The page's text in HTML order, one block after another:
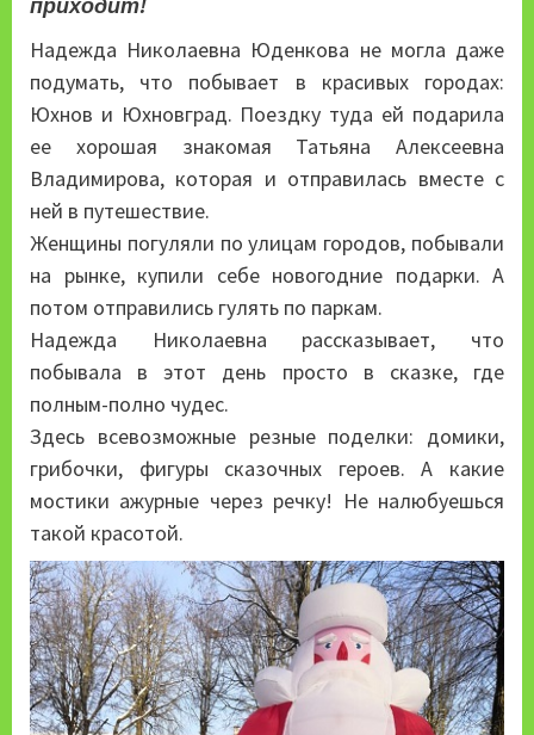
Надежда Николаевна Юденкова не могла даже
подумать, что побывает в красивых городах:
Юхнов и Юхновград. Поездку туда ей подарила
ее хорошая знакомая Татьяна Алексеевна
Владимирова, которая и отправилась вместе с
ней в путешествие.
Женщины погуляли по улицам городов, побывали
на рынке, купили себе новогодние подарки. А
потом отправились гулять по паркам.
Надежда Николаевна рассказывает, что
побывала в этот день просто в сказке, где
полным-полно чудес.
Здесь всевозможные резные поделки: домики,
грибочки, фигуры сказочных героев. А какие
мостики ажурные через речку! Не налюбуешься
такой красотой.